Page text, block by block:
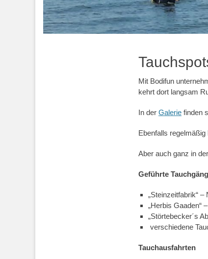
Mit Bodifun
kehrt dort langsam
In der Galerie finden
Ebenfalls
Aber auch ganz in
Geführte
„Steinzeitfabrik“ –
„Herbis Gaaden“
„Störtebecker´s
verschiedene
Tauchausfahrten